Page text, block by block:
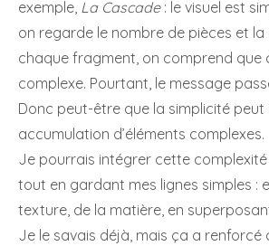
exemple, La Cascade: le visuel est
on regarde le nombre de pièces et
chaque fragment, on comprend que
complexe. Pourtant, le message
Donc peut-être que la simplicité peut
accumulation d’éléments complexes.
Je pourrais intégrer cette
tout en gardant mes lignes simples :
texture, de la matière, en
Je le savais déjà, mais ça a renforcé